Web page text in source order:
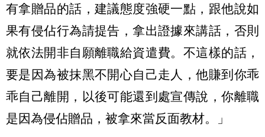
有拿贈品的話，建議態度強硬一點，跟他說如
果有侵佔行為請提告，拿出證據來講話，否則
就依法開非自願離職給資遣費。不這樣的話，
要是因為被抹黑不開心自己走人，他賺到你乖
乖自己離開，以後可能還到處宣傳說，你離職
是因為侵佔贈品，被拿來當反面教材。」